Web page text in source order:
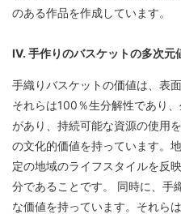
のある作品を作成しています。
IV. 手作りのバスケットの多次元
手織りバスケットの価値は、表
それらは100％生分解性であり
があり、持続可能な資源の使用
の文化的価値を持っています。
定の地域のライフスタイルを反
分であることです。 同時に、手
な価値を持っています。それら